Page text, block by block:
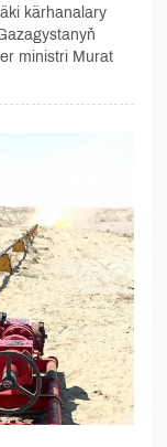
kärhanalary
ministri Murat